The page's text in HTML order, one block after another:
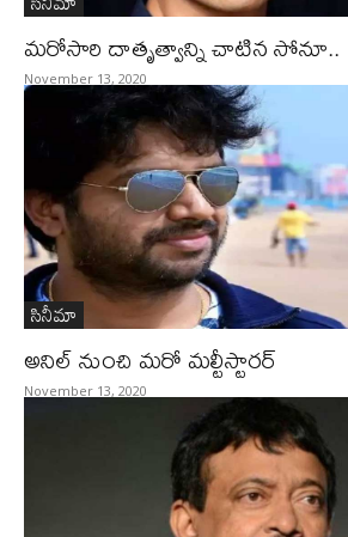
మరోసారి దాతృత్వాన్ని చాటిన సోనూ..
November 13, 2020
సినీమా
అనిల్‌ నుంచి మరో మల్టీస్టారర్‌
November 13, 2020